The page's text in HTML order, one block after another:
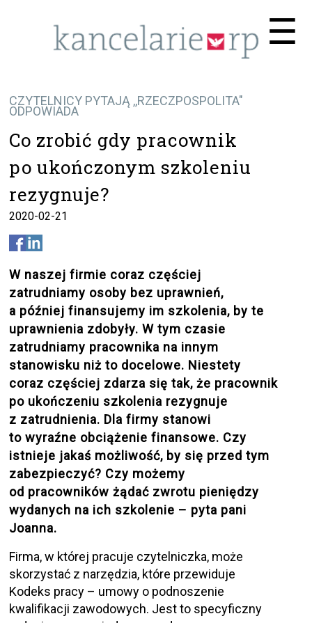
☰
CZYTELNICY PYTAJĄ ,,RZECZPOSPOLITA"
ODPOWIADA
Co zrobić gdy pracownik
po ukończonym szkoleniu
rezygnuje?
2020-02-21
W naszej firmie coraz częściej
zatrudniamy osoby bez uprawnień,
a później finansujemy im szkolenia, by te
uprawnienia zdobyły. W tym czasie
zatrudniamy pracownika na innym
stanowisku niż to docelowe. Niestety
coraz częściej zdarza się tak, że pracownik
po ukończeniu szkolenia rezygnuje
z zatrudnienia. Dla firmy stanowi
to wyraźne obciążenie finansowe. Czy
istnieje jakaś możliwość, by się przed tym
zabezpieczyć? Czy możemy
od pracowników żądać zwrotu pieniędzy
wydanych na ich szkolenie – pyta pani
Joanna.
Firma, w której pracuje czytelniczka, może
skorzystać z narzędzia, które przewiduje
Kodeks pracy – umowy o podnoszenie
kwalifikacji zawodowych. Jest to specyficzny